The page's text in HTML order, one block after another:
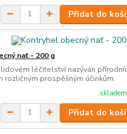
Přidat do
nať - 200 g
léčitelství nazýván
rozličným prospěšným účinkům.
skladem
Přidat do